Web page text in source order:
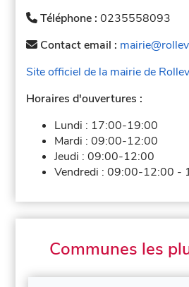
Téléphone :0235558093
Contact email :
Site officiel de la mairie de
Horaires d'ouvertures :
Lundi : 17:00-19:00
Mardi :09:00-12:00
Jeudi :09:00-12:00
Vendredi :09:00-12:00 -
Communes les